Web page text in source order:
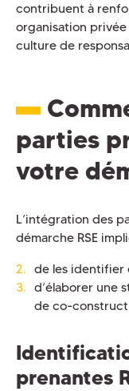
contribuent à
organisation
culture de
parties
votre
L’intégration des
démarche RSE
de les identifier
d’élaborer une
de co-
prenantes